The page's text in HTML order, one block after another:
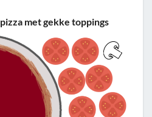
met gekke toppings